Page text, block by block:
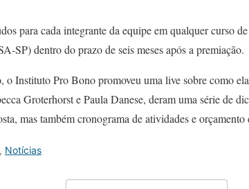
para cada integrante da equipe em qualquer curso
SP) dentro do prazo de seis meses após a premiação.
o Instituto Pro Bono promoveu uma live sobre como
Groterhorst e Paula Danese, deram uma série de
mas também cronograma de atividades e
, Notícias